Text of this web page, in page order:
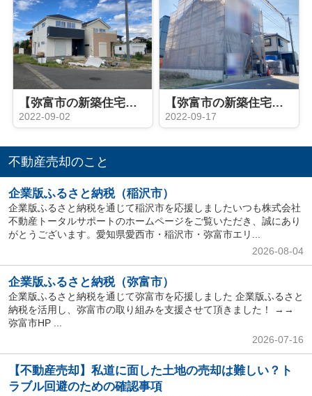
【弥富市の新築住宅】完成間近 弥富市小島町 全2棟
2022-09-02
【弥富市の新築住宅】 オール電化＋太陽光パネル♪弥富市荷之上町
2022-09-17
不動産売却のこと
企業版ふるさと納税（稲沢市）
企業版ふるさと納税を通じて稲沢市を応援しましたいつも株式会社
不動産トータルサポートのホームページをご覧いただき、誠にあり
がとうございます。愛知県愛西市・稲沢市・弥富市エリ...
2026-08-04
企業版ふるさと納税（弥富市）
企業版ふるさと納税を通じて弥富市を応援しました 企業版ふるさと
納税を活用し、弥富市の取り組みを支援させて頂きました！ →→
弥富市HP ...
2026-07-16
【不動産売却】私道に面した土地の売却は難しい？ト
ラブル回避のための確認事項